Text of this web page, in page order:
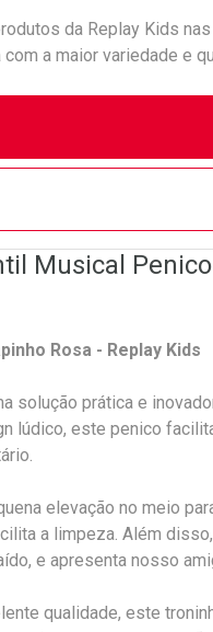
da Replay Kids
a maior variedade e
Musical
Rosa - Replay Kids
solução prática e
lúdico, este penico
elevação no meio
a limpeza. Além
e apresenta nosso
qualidade, este